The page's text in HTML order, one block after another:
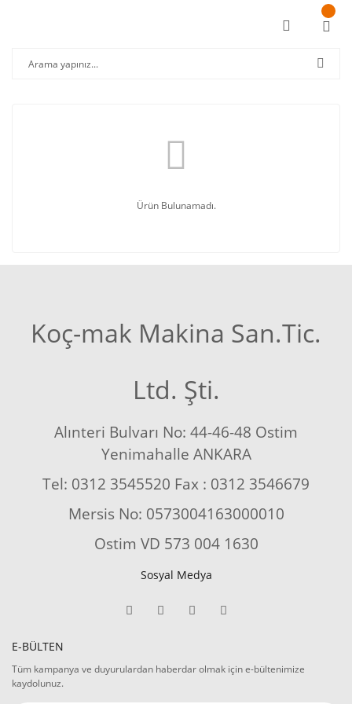
Ürün Bulunamadı.
Koç-mak Makina San.Tic.
Ltd. Şti.
Alınteri Bulvarı No: 44-46-48 Ostim
Yenimahalle ANKARA
Tel: 0312 3545520 Fax : 0312 3546679
Mersis No: 0573004163000010
Ostim VD 573 004 1630
Sosyal Medya
E-BÜLTEN
Tüm kampanya ve duyurulardan haberdar olmak için e-bültenimize
kaydolunuz.